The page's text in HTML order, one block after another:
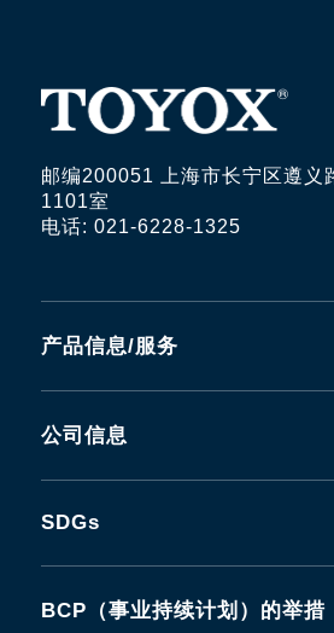
邮编200051 上海市长宁区遵义
1101室
电话: 021-6228-1325
产品信息/服务
公司信息
SDGs
BCP（事业持续计划）的举措